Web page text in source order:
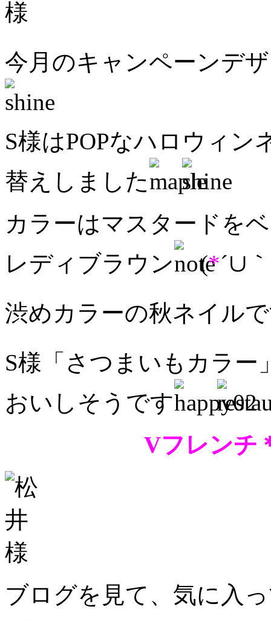
今月のキャンペーンデ
S様はPOPなハロウィ
替えしました
カラーはマスタードを
レディブラウン
(*´∪｀
渋めカラーの秋ネイル
S様「さつまいもカラー
おいしそうです
Vフレンチ
ブログを見て、気に入